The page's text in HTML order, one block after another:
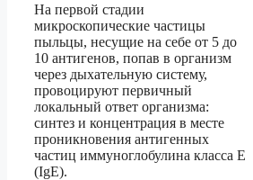
На первой стадии
микроскопические частицы
пыльцы, несущие на себе от 5 до
10 антигенов, попав в организм
через дыхательную систему,
провоцируют первичный
локальный ответ организма:
синтез и концентрация в месте
проникновения антигенных
частиц иммуноглобулина класса Е
(IgE).